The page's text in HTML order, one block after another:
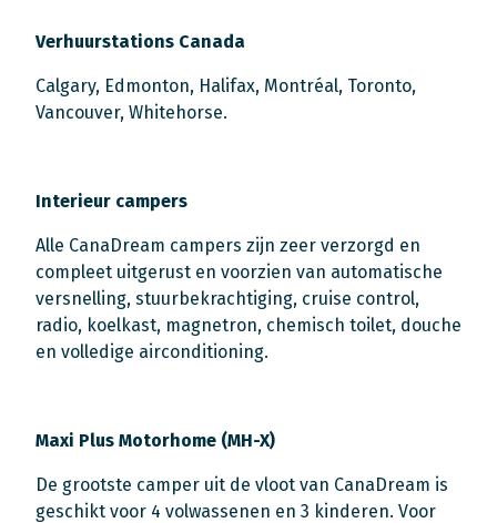
Verhuurstations Canada
Calgary, Edmonton, Halifax, Montréal, Toronto,
Vancouver, Whitehorse.
Interieur campers
Alle CanaDream campers zijn zeer verzorgd en
compleet uitgerust en voorzien van automatische
versnelling, stuurbekrachtiging, cruise control,
radio, koelkast, magnetron, chemisch toilet, douche
en volledige airconditioning.
Maxi Plus Motorhome (MH-X)
De grootste camper uit de vloot van CanaDream is
geschikt voor 4 volwassenen en 3 kinderen. Voor